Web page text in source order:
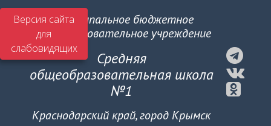
Версия сайта
для
слабовидящих
Муниципальное бюджетное
общеобразовательное учреждение
Средняя
общеобразовательная школа
№1
Краснодарский край, город Крымск